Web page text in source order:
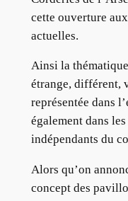
cette ouverture
actuelles.
Ainsi la
étrange, différent,
représentée dans
également dans
indépendants du
Alors qu’on
concept des